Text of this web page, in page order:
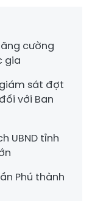
cường
gia
sát đợt
với Ban
UBND tỉnh
Phú thành